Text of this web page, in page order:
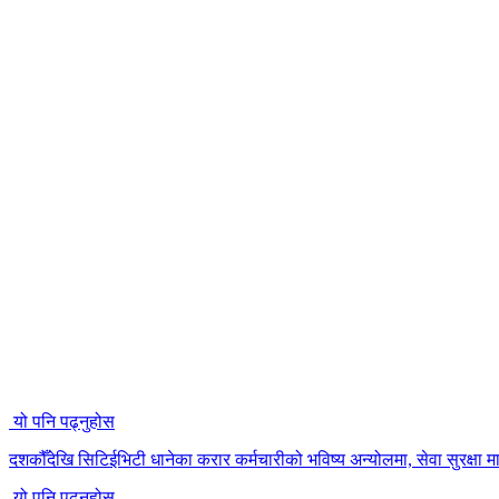
यो पनि पढ्नुहोस
दशकौँदेखि सिटिईभिटी धानेका करार कर्मचारीको भविष्य अन्योलमा, सेवा सुरक्षा